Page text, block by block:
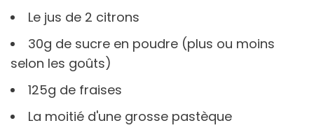
Le jus de 2 citrons
30g de sucre en poudre (plus ou moins
selon les goûts)
125g de fraises
La moitié d'une grosse pastèque